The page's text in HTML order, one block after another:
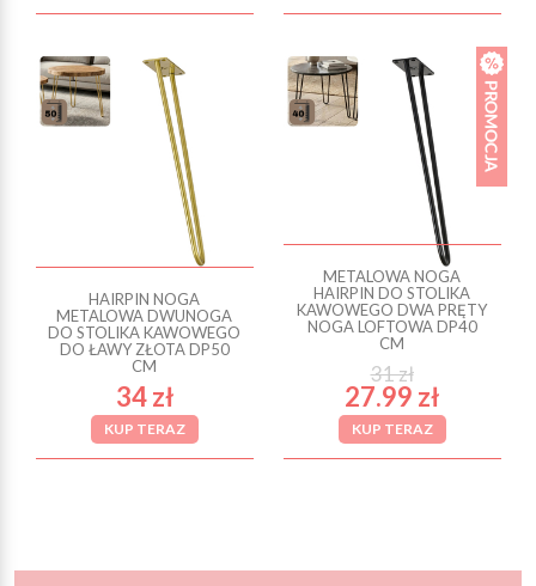
HAIRPIN NOGA
METALOWA DWUNOGA
DO STOLIKA KAWOWEGO
DO ŁAWY ZŁOTA DP50
CM
34 zł
KUP TERAZ
METALOWA NOGA
HAIRPIN DO STOLIKA
KAWOWEGO DWA PRĘTY
NOGA LOFTOWA DP40
CM
31 zł
27.99 zł
KUP TERAZ